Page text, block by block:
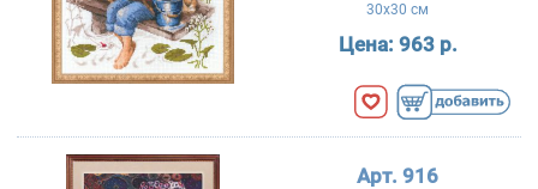
30x30 см
Цена: 963 р.
Арт. 916